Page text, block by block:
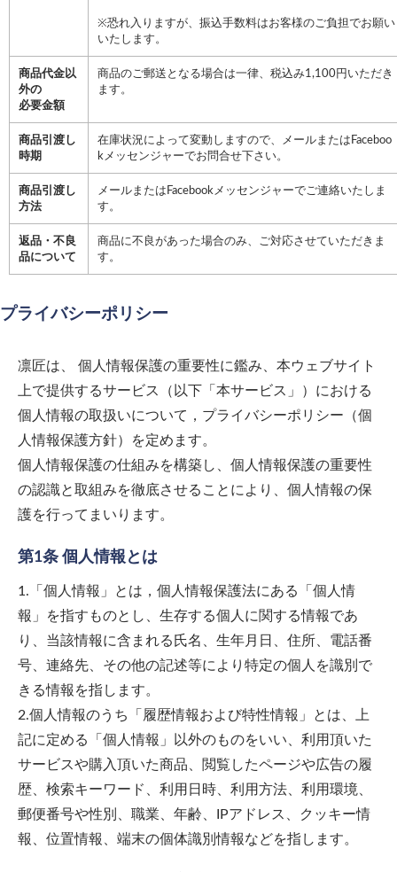
※恐れ入りますが、振込手数料はお客様のご負担でお願い
いたします。
商品代金以
外の
必要金額
商品のご郵送となる場合は一律、税込み1,100円いただき
ます。
商品引渡し
時期
在庫状況によって変動しますので、メールまたはFaceboo
kメッセンジャーでお問合せ下さい。
商品引渡し
方法
メールまたはFacebookメッセンジャーでご連絡いたしま
す。
返品・不良
品について
商品に不良があった場合のみ、ご対応させていただきま
す。
プライバシーポリシー
凛匠は、 個人情報保護の重要性に鑑み、本ウェブサイト
上で提供するサービス（以下「本サービス」）における
個人情報の取扱いについて，プライバシーポリシー（個
人情報保護方針）を定めます。
個人情報保護の仕組みを構築し、個人情報保護の重要性
の認識と取組みを徹底させることにより、個人情報の保
護を行ってまいります。
第1条 個人情報とは
1.「個人情報」とは，個人情報保護法にある「個人情
報」を指すものとし、生存する個人に関する情報であ
り、当該情報に含まれる氏名、生年月日、住所、電話番
号、連絡先、その他の記述等により特定の個人を識別で
きる情報を指します。
2.個人情報のうち「履歴情報および特性情報」とは、上
記に定める「個人情報」以外のものをいい、利用頂いた
サービスや購入頂いた商品、閲覧したページや広告の履
歴、検索キーワード、利用日時、利用方法、利用環境、
郵便番号や性別、職業、年齢、IPアドレス、クッキー情
報、位置情報、端末の個体識別情報などを指します。